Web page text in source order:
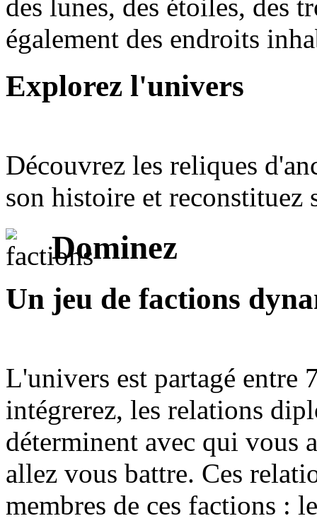
des lunes, des étoiles, des
également des endroits
Explorez l'univers
Découvrez les reliques
son histoire et reconstituez
Dominez
Un jeu de factions
L'univers est partagé entre
intégrerez, les relations
déterminent avec qui vous
allez vous battre. Ces
membres de ces factions :